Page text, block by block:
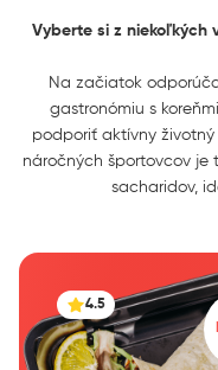
Vyberte si z niekoľkých
Na začiatok
gastronómiu s
podporiť aktívny životný
náročných športovcov je
sacharidov,
4.5